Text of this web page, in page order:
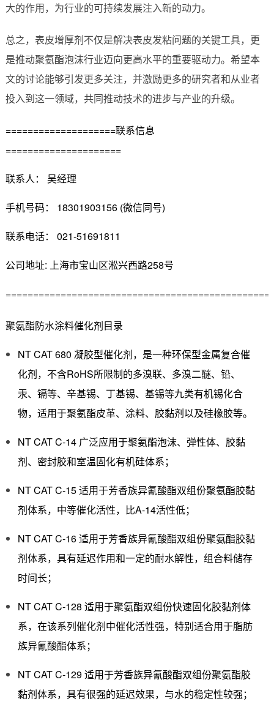
大的作用，为行业的可持续发展注入新的动力。
总之，表皮增厚剂不仅是解决表皮发粘问题的关键工具，更
是推动聚氨酯泡沫行业迈向更高水平的重要驱动力。希望本
文的讨论能够引发更多关注，并激励更多的研究者和从业者
投入到这一领域，共同推动技术的进步与产业的升级。
====================联系信息
=====================
联系人： 吴经理
手机号码： 18301903156 (微信同号)
联系电话： 021-51691811
公司地址: 上海市宝山区淞兴西路258号
聚氨酯防水涂料催化剂目录
NT CAT 680 凝胶型催化剂，是一种环保型金属复合催
化剂，不含RoHS所限制的多溴联、多溴二醚、铅、
汞、镉等、辛基锡、丁基锡、基锡等九类有机锡化合
物，适用于聚氨酯皮革、涂料、胶黏剂以及硅橡胶等。
NT CAT C-14 广泛应用于聚氨酯泡沫、弹性体、胶黏
剂、密封胶和室温固化有机硅体系；
NT CAT C-15 适用于芳香族异氰酸酯双组份聚氨酯胶黏
剂体系，中等催化活性，比A-14活性低；
NT CAT C-16 适用于芳香族异氰酸酯双组份聚氨酯胶黏
剂体系，具有延迟作用和一定的耐水解性，组合料储存
时间长；
NT CAT C-128 适用于聚氨酯双组份快速固化胶黏剂体
系，在该系列催化剂中催化活性强，特别适合用于脂肪
族异氰酸酯体系；
NT CAT C-129 适用于芳香族异氰酸酯双组份聚氨酯胶
黏剂体系，具有很强的延迟效果，与水的稳定性较强；